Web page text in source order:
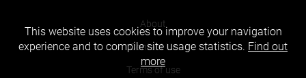
About
Contact Us
Terms of use
This website uses cookies to improve your navigation
experience and to compile site usage statistics. Find out
more